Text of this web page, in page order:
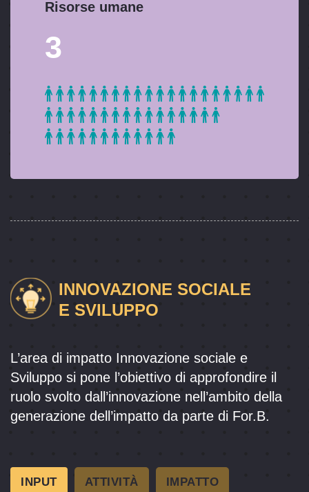
Risorse umane
3
INNOVAZIONE SOCIALE
E SVILUPPO
L’area di impatto Innovazione sociale e
Sviluppo si pone l’obiettivo di approfondire il
ruolo svolto dall’innovazione nell’ambito della
generazione dell’impatto da parte di For.B.
INPUT ATTIVITÀ IMPATTO